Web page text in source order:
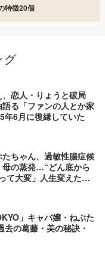
特徴20個
グ
恋人・りょうと破局
る「ファンの人とか家
年6月に復縁していた
ちゃん、過敏性腸症候
の蒸発…“どん底から
て大変」人生変えた言
」キャバ嬢・ねぶた
の葛藤・美の秘訣・